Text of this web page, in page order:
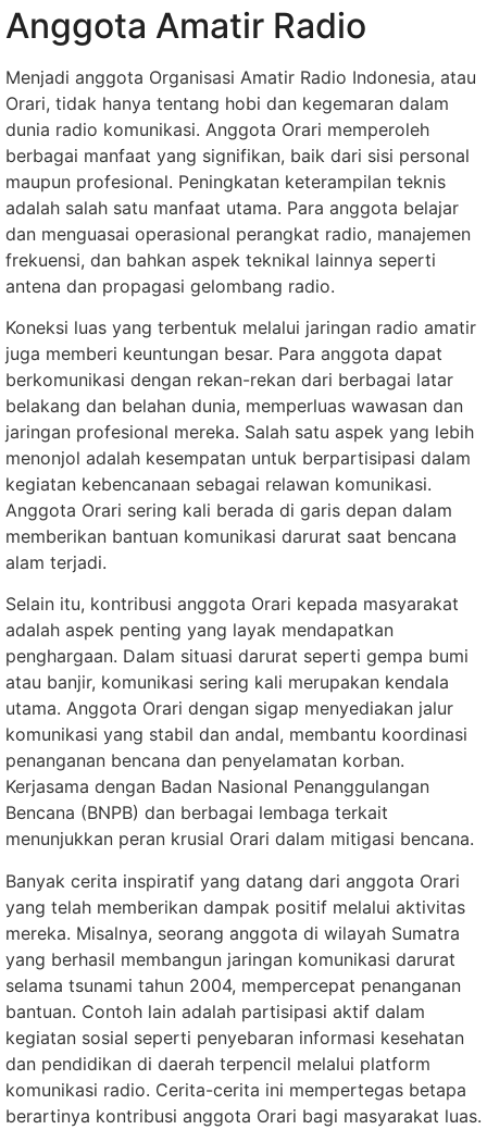
Anggota Amatir Radio
Menjadi anggota Organisasi Amatir Radio Indonesia, atau
Orari, tidak hanya tentang hobi dan kegemaran dalam
dunia radio komunikasi. Anggota Orari memperoleh
berbagai manfaat yang signifikan, baik dari sisi personal
maupun profesional. Peningkatan keterampilan teknis
adalah salah satu manfaat utama. Para anggota belajar
dan menguasai operasional perangkat radio, manajemen
frekuensi, dan bahkan aspek teknikal lainnya seperti
antena dan propagasi gelombang radio.
Koneksi luas yang terbentuk melalui jaringan radio amatir
juga memberi keuntungan besar. Para anggota dapat
berkomunikasi dengan rekan-rekan dari berbagai latar
belakang dan belahan dunia, memperluas wawasan dan
jaringan profesional mereka. Salah satu aspek yang lebih
menonjol adalah kesempatan untuk berpartisipasi dalam
kegiatan kebencanaan sebagai relawan komunikasi.
Anggota Orari sering kali berada di garis depan dalam
memberikan bantuan komunikasi darurat saat bencana
alam terjadi.
Selain itu, kontribusi anggota Orari kepada masyarakat
adalah aspek penting yang layak mendapatkan
penghargaan. Dalam situasi darurat seperti gempa bumi
atau banjir, komunikasi sering kali merupakan kendala
utama. Anggota Orari dengan sigap menyediakan jalur
komunikasi yang stabil dan andal, membantu koordinasi
penanganan bencana dan penyelamatan korban.
Kerjasama dengan Badan Nasional Penanggulangan
Bencana (BNPB) dan berbagai lembaga terkait
menunjukkan peran krusial Orari dalam mitigasi bencana.
Banyak cerita inspiratif yang datang dari anggota Orari
yang telah memberikan dampak positif melalui aktivitas
mereka. Misalnya, seorang anggota di wilayah Sumatra
yang berhasil membangun jaringan komunikasi darurat
selama tsunami tahun 2004, mempercepat penanganan
bantuan. Contoh lain adalah partisipasi aktif dalam
kegiatan sosial seperti penyebaran informasi kesehatan
dan pendidikan di daerah terpencil melalui platform
komunikasi radio. Cerita-cerita ini mempertegas betapa
berartinya kontribusi anggota Orari bagi masyarakat luas.